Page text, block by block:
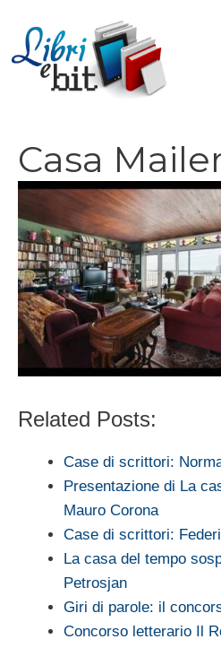
contenuto
Casa
Related Posts:
Case di scrittori:
Presentazione di La
Mauro Corona
Case di scrittori:
La casa del tempo
Petrosjan
Giri di parole: il
Concorso letterario Il